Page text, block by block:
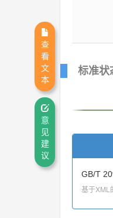
标准状
GB/T
基于XML
查
看
文
本
意
见
建
议